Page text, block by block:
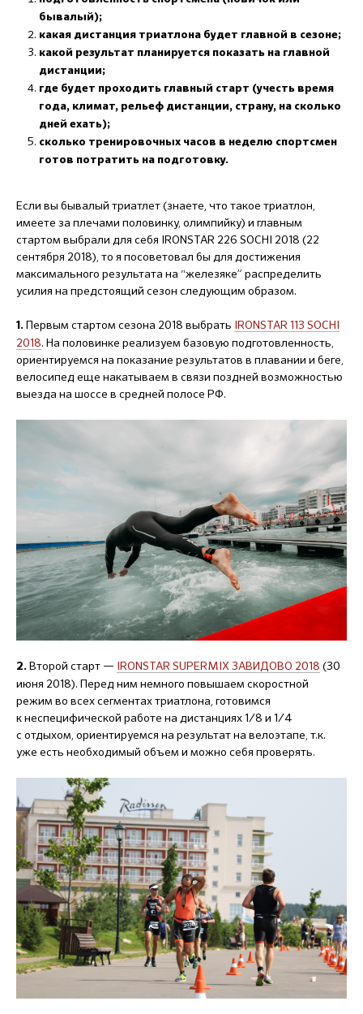
бывалый);
какая дистанция триатлона будет главной в сезоне;
какой результат планируется показать на главной
дистанции;
где будет проходить главный старт (учесть время
года, климат, рельеф дистанции, страну, на сколько
дней ехать);
сколько тренировочных часов в неделю спортсмен
готов потратить на подготовку.
Если вы бывалый триатлет (знаете, что такое триатлон,
имеете за плечами половинку, олимпийку) и главным
стартом выбрали для себя IRONSTAR 226 SOCHI 2018 (22
сентября 2018), то я посоветовал бы для достижения
максимального результата на “железяке” распределить
усилия на предстоящий сезон следующим образом.
1. Первым стартом сезона 2018 выбрать IRONSTAR 113 SOCHI
2018. На половинке реализуем базовую подготовленность,
ориентируемся на показание результатов в плавании и беге,
велосипед еще накатываем в связи поздней возможностью
выезда на шоссе в средней полосе РФ.
2. Второй старт — IRONSTAR SUPERMIX ЗАВИДОВО 2018 (30
июня 2018). Перед ним немного повышаем скоростной
режим во всех сегментах триатлона, готовимся
к неспецифической работе на дистанциях 1/8 и 1/4
с отдыхом, ориентируемся на результат на велоэтапе, т.к.
уже есть необходимый объем и можно себя проверять.